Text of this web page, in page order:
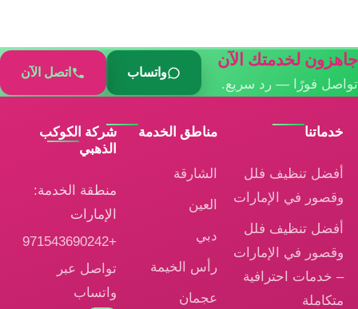
جاهزون لخدمتك الآن
تواصل فورًا — رد سريع.
واتساب اتصل الآن
خدماتنا
أفضل تنظيف فلل
وقصور في الإمارات
أفضل تنظيف فلل
وقصور في الإمارات
– خدمات احترافية
متكاملة
مناطق الخدمة
الشارقة
العين
دبي
رأس الخيمة
عجمان
شركة الكوكب
الذهبي
منطقة الخدمة:
الإمارات
+971543690242
تواصل عبر
واتساب